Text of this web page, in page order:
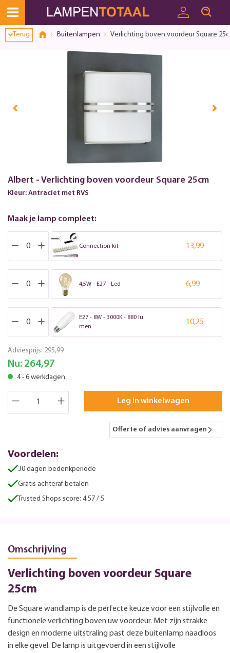
Terug Buitenlampen Verlichting boven voordeur Square
Albert - Verlichting boven voordeur Square 25cm
Kleur: Antraciet met RVS
Maak je lamp compleet:
Connection kit 13,99
4,5W - E27 - Led 6,99
E27 - 8W - 3000K - 880 lu
men
10,25
Adviesprijs: 295,99
Nu: 264,97
4 - 6 werkdagen
Leg in winkelwagen
Offerte of advies aanvragen
Voordelen:
30 dagen bedenkperiode
Gratis achteraf betalen
Trusted Shops score: 4.57 / 5
Omschrijving
Verlichting boven voordeur Square
25cm
De Square wandlamp is de perfecte keuze voor een stijlvolle en
functionele verlichting boven uw voordeur. Met zijn strakke
design en moderne uitstraling past deze buitenlamp naadloos
in elke gevel. De lamp is uitgevoerd in een stijlvolle